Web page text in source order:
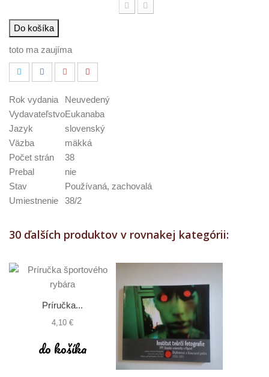
Do košíka
toto ma zaujíma
Rok vydania
Neuvedený
VydavateľstvoEukanaba
Jazyk
slovenský
Väzba
mäkká
Počet strán
38
Prebal
nie
Stav
Používaná, zachovalá
Umiestnenie
38/2
30 ďalších produktov v rovnakej kategórii:
Príručka...
4,10 €
do košíka